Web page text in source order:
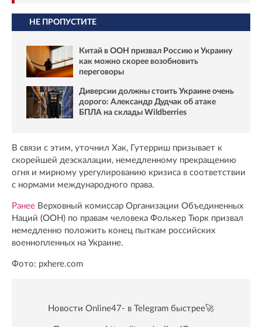
НЕ ПРОПУСТИТЕ
Китай в ООН призвал Россию и Украину
как можно скорее возобновить
переговоры
Диверсии должны стоить Украине очень
дорого: Александр Дудчак об атаке
БПЛА на склады Wildberries
В связи с этим, уточнил Хак, Гутерриш призывает к
скорейшей деэскалации, немедленному прекращению
огня и мирному урегулированию кризиса в соответствии
с нормами международного права.
Ранее Верховный комиссар Организации Объединенных
Наций (ООН) по правам человека Фолькер Тюрк призвал
немедленно положить конец пыткам российских
военнопленных на Украине.
Фото: pxhere.com
Новости Online47- в Telegram быстрее🚀